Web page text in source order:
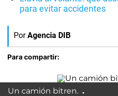
para evitar accidentes
Por Agencia DIB
Para compartir:
Un camión bitren.